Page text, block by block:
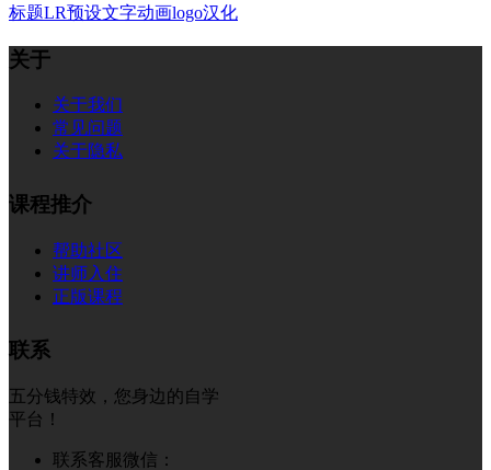
标题LR预设文字动画logo汉化
关于
关于我们
常见问题
关于隐私
课程推介
帮助社区
讲师入住
正版课程
联系
五分钱特效，您身边的自学
平台！
联系客服微信：